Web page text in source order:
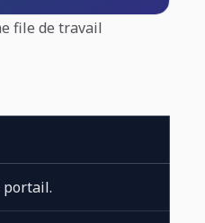
file de travail
portail.